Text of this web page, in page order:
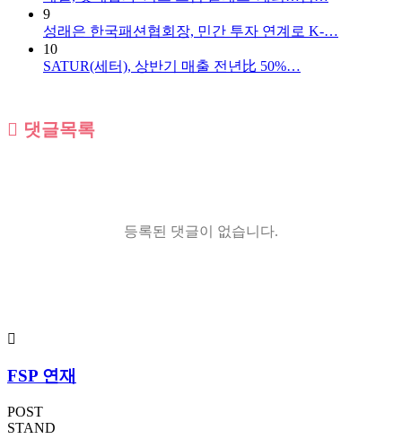
9
성래은 한국패션협회장, 민간 투자 연계로 K-…
10
SATUR(세터), 상반기 매출 전년比 50%…
댓글목록
등록된 댓글이 없습니다.
FSP 연재
POST
STAND